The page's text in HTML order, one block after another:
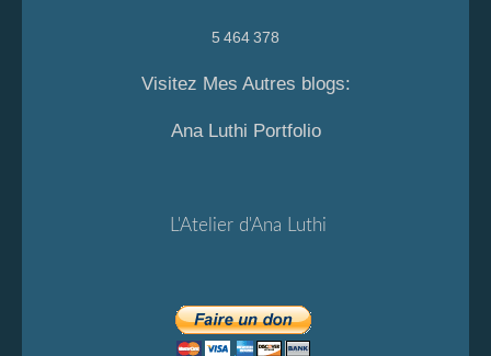
5 464 378
Visitez Mes Autres blogs:
Ana Luthi Portfolio
L'Atelier d'Ana Luthi